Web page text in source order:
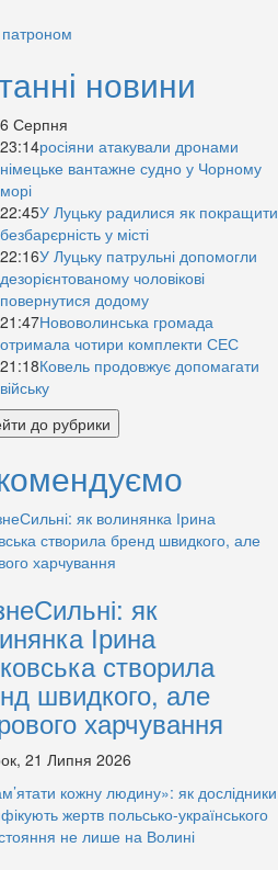
новини
6 Серпня
23:14росіяни атакували дронами
німецьке вантажне судно у Чорному
морі
22:45У Луцьку радилися як покращити
безбарєрність у місті
22:16У Луцьку патрульні допомогли
дезорієнтованому чоловікові
повернутися додому
21:47Нововолинська громада
отримала чотири комплекти СЕС
21:18Ковель продовжує допомагати
війську
до рубрики
як
Ірина
створила
швидкого, але
харчування
21 Липня 2026